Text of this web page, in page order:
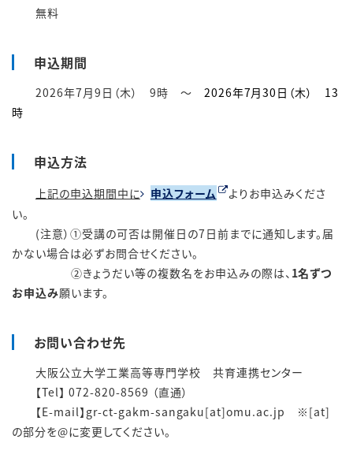
無料
申込期間
2026年7月9日（木） 9時 ～ 2026年7月30日（木） 13
時
申込方法
上記の申込期間中に 申込フォーム
よりお申込みくださ
い。
(注意）①受講の可否は開催日の7日前までに通知します。届
かない場合は必ずお問合せください。
②きょうだい等の複数名をお申込みの際は、 1名ずつ
お申込み願います。
お問い合わせ先
大阪公立大学工業高等専門学校 共育連携センター
【Tel】 072-820-8569 （直通）
【E-mail】gr-ct-gakm-sangaku[at]omu.ac.jp ※[at]
の部分を@に変更してください。